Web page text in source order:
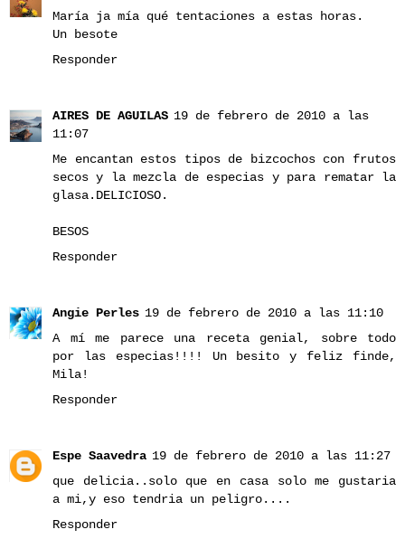
María ja mía qué tentaciones a estas horas.
Un besote
Responder
AIRES DE AGUILAS 19 de febrero de 2010 a las
11:07
Me encantan estos tipos de bizcochos con frutos
secos y la mezcla de especias y para rematar la
glasa.DELICIOSO.
BESOS
Responder
Angie Perles 19 de febrero de 2010 a las 11:10
A mí me parece una receta genial, sobre todo
por las especias!!!! Un besito y feliz finde,
Mila!
Responder
Espe Saavedra 19 de febrero de 2010 a las 11:27
que delicia..solo que en casa solo me gustaria
a mi,y eso tendria un peligro....
Responder